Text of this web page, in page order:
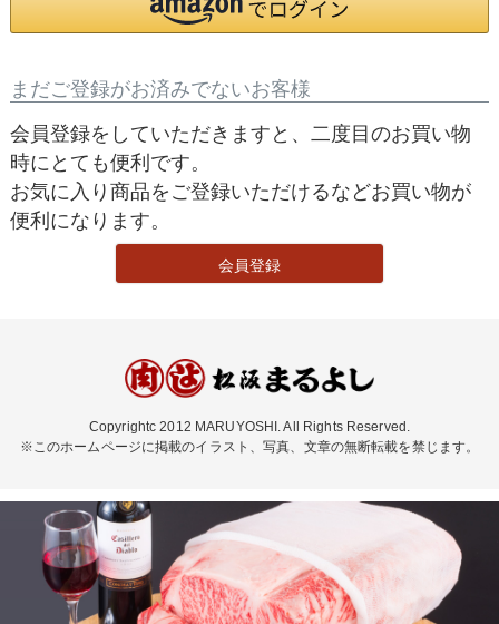
まだご登録がお済みでないお客様
会員登録をしていただきますと、二度目のお買い物
時にとても便利です。
お気に入り商品をご登録いただけるなどお買い物が
便利になります。
会員登録
Copyrightc 2012 MARUYOSHI. All Rights Reserved.
※このホームページに掲載のイラスト、写真、文章の無断転載を禁じます。